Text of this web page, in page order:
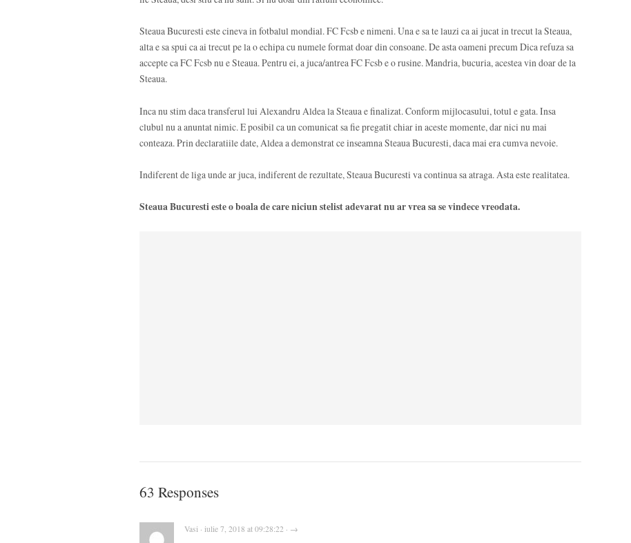
Steaua Bucuresti este cineva in fotbalul mondial. FC Fcsb e nimeni. Una e sa te lauzi ca ai jucat in trecut la Steaua,
alta e sa spui ca ai trecut pe la o echipa cu numele format doar din consoane. De asta oameni precum Dica refuza sa
accepte ca FC Fcsb nu e Steaua. Pentru ei, a juca/antrea FC Fcsb e o rusine. Mandria, bucuria, acestea vin doar de la
Steaua.
Inca nu stim daca transferul lui Alexandru Aldea la Steaua e finalizat. Conform mijlocasului, totul e gata. Insa
clubul nu a anuntat nimic. E posibil ca un comunicat sa fie pregatit chiar in aceste momente, dar nici nu mai
conteaza. Prin declaratiile date, Aldea a demonstrat ce inseamna Steaua Bucuresti, daca mai era cumva nevoie.
Indiferent de liga unde ar juca, indiferent de rezultate, Steaua Bucuresti va continua sa atraga. Asta este realitatea.
Steaua Bucuresti este o boala de care niciun stelist adevarat nu ar vrea sa se vindece vreodata.
63 Responses
Vasi · iulie 7, 2018 at 09:28:22 · →